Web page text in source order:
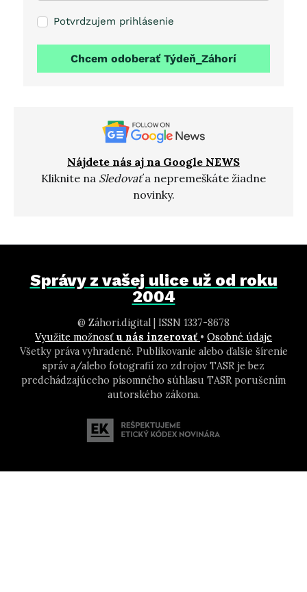
Potvrdzujem prihlásenie
Chcem odoberať Týdeň_Záhorí
Nájdete nás aj na Google NEWS
Kliknite na Sledovaťa nepremeškáte žiadne
novinky.
Správy z vašej ulice už od roku
2004
@ Záhori.digital | ISSN 1337-8678
Využite možnosť u nás inzerovať • Osobné údaje
Všetky práva vyhradené. Publikovanie alebo ďalšie šírenie
správ a/alebo fotografií zo zdrojov TASR je bez
predchádzajúceho písomného súhlasu TASR porušením
autorského zákona.